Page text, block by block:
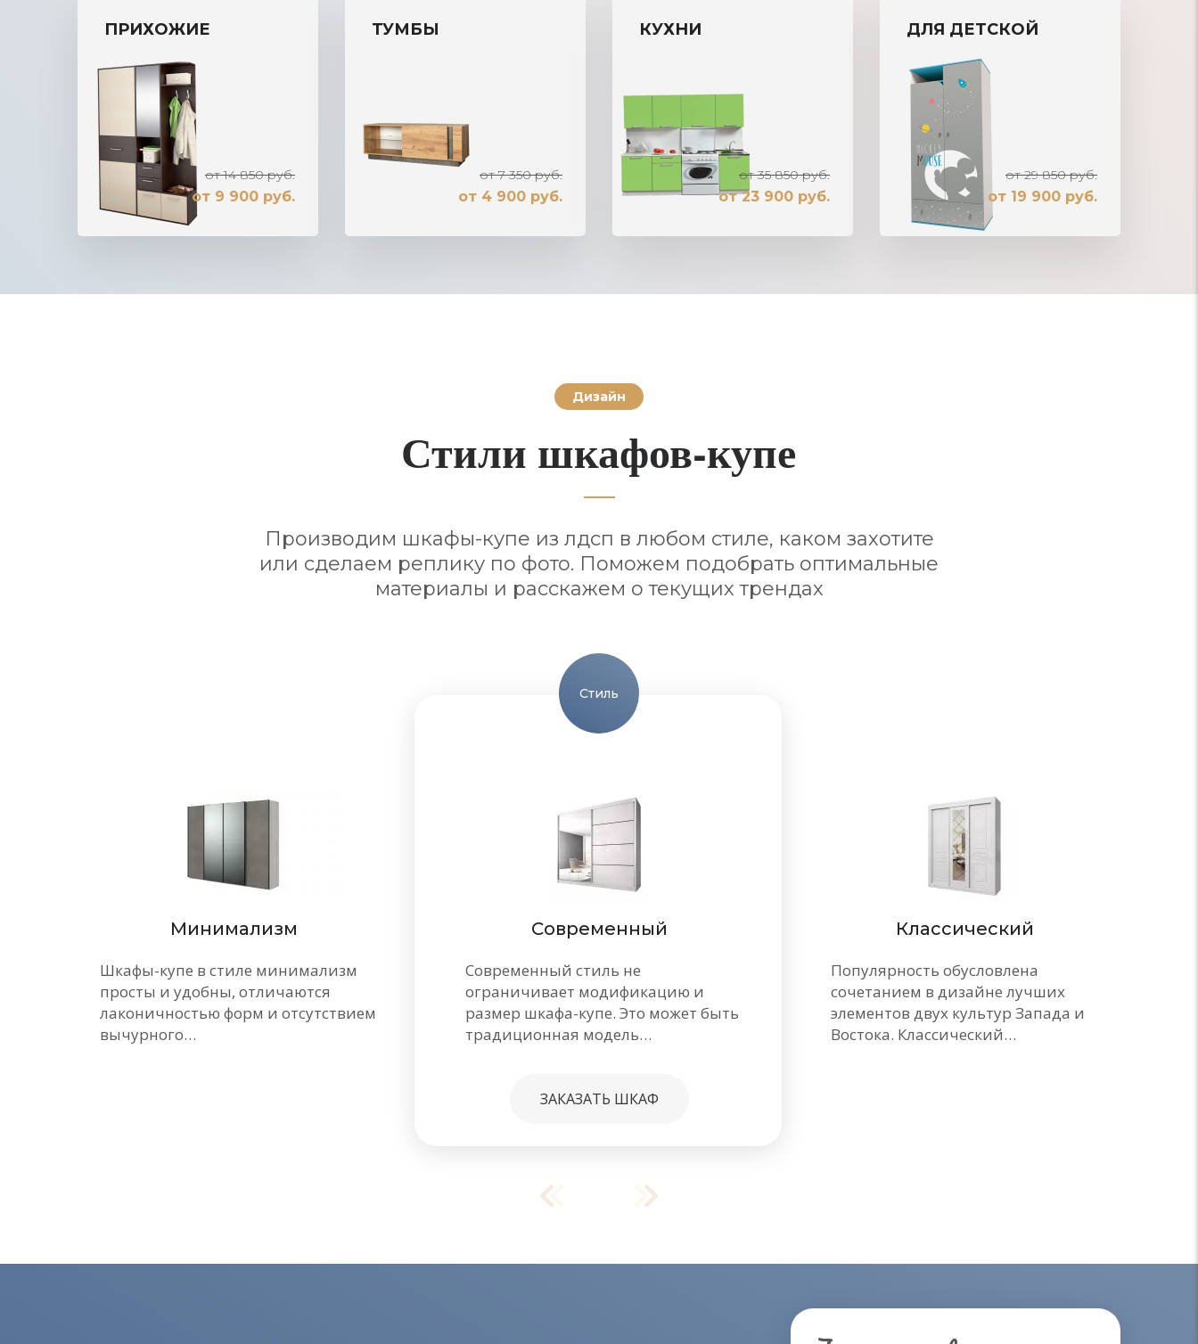
ПРИХОЖИЕ
от 14 850 руб.
от 9 900 руб.
ТУМБЫ
от 7 350 руб.
от 4 900 руб.
КУХНИ
от 35 850 руб.
от 23 900 руб.
ДЛЯ ДЕТСКОЙ
от 29 850 руб.
от 19 900 руб.
Дизайн
Стили шкафов-купе
Производим шкафы-купе из лдсп в любом стиле, каком захотите
или сделаем реплику по фото. Поможем подобрать оптимальные
материалы и расскажем о текущих трендах
Минимализм
Шкафы-купе в стиле минимализм
просты и удобны, отличаются
лаконичностью форм и отсутствием
вычурного…
Стиль
Современный
Современный стиль не
ограничивает модификацию и
размер шкафа-купе. Это может быть
традиционная модель…
ЗАКАЗАТЬ ШКАФ
Классический
Популярность обусловлена
сочетанием в дизайне лучших
элементов двух культур Запада и
Востока. Классический…